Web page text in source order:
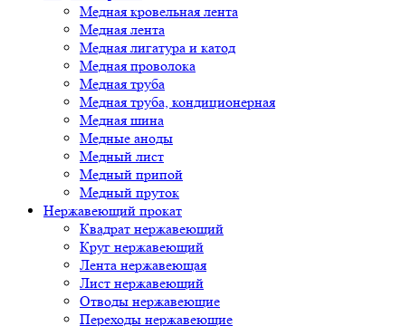
Медная кровельная лента
Медная лента
Медная лигатура и катод
Медная проволока
Медная труба
Медная труба, кондиционерная
Медная шина
Медные аноды
Медный лист
Медный припой
Медный пруток
Нержавеющий прокат
Квадрат нержавеющий
Круг нержавеющий
Лента нержавеющая
Лист нержавеющий
Отводы нержавеющие
Переходы нержавеющие